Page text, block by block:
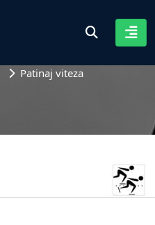
Patinaj viteza